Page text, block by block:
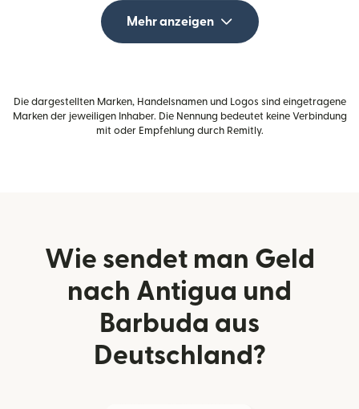
Mehr anzeigen
Die dargestellten Marken, Handelsnamen und Logos sind eingetragene
Marken der jeweiligen Inhaber. Die Nennung bedeutet keine Verbindung
mit oder Empfehlung durch Remitly.
Wie sendet man Geld
nach Antigua und
Barbuda aus
Deutschland?